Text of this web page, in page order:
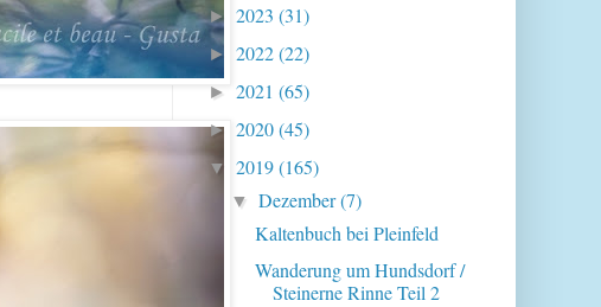
► 2023 (31)
► 2022(22)
► 2021 (65)
► 2020(45)
▼ 2019(165)
▼Dezember(7)
Kaltenbuch bei Pleinfeld
Wanderung um Hundsdorf /
Steinerne Rinne Teil 2